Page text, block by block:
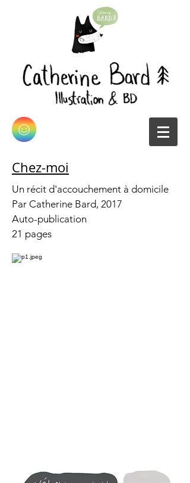
Chez-moi
Un récit d'accouchement à domicile
Par Catherine Bard, 2017
Auto-publication
21 pages